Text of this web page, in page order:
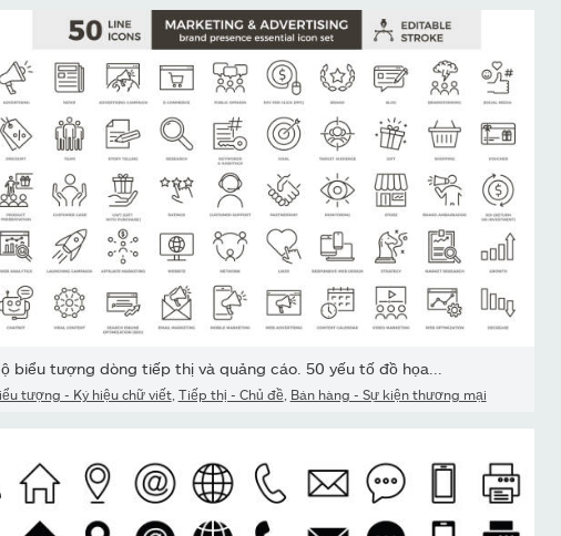
biểu tượng dòng tiếp thị và quảng cáo. 50 yếu tố đồ họa...
tượng - Ký hiệu chữ viết, Tiếp thị - Chủ đề Bán hàng - Sự kiện thương mại